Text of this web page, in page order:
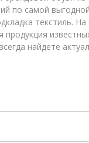
по самой
текстиль.
продукция
найдете